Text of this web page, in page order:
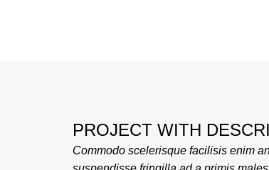
PROJECT WITH
Commodo scelerisque facilisis enim